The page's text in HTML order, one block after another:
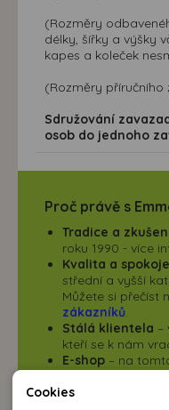
(Rozměry
délky, šířky a výšky
kapes a koleček
(Rozměry
Sdružování
osob do jednoho
Proč právě s
Tradice a
roku 1990 - více
Kvalita a
střední a vyšší
Můžete si přečíst
zákazníků.
Stálá klientela –
kteří se k nám
E-shop – na
Online sleva
Cookies